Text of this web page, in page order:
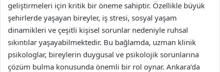
geliştirmeleri için kritik bir öneme sahiptir. Özellikle büyük
şehirlerde yaşayan bireyler, iş stresi, sosyal yaşam
dinamikleri ve çeşitli kişisel sorunlar nedeniyle ruhsal
sıkıntılar yaşayabilmektedir. Bu bağlamda, uzman klinik
psikologlar, bireylerin duygusal ve psikolojik sorunlarına
çözüm bulma konusunda önemli bir rol oynar. Ankara’da